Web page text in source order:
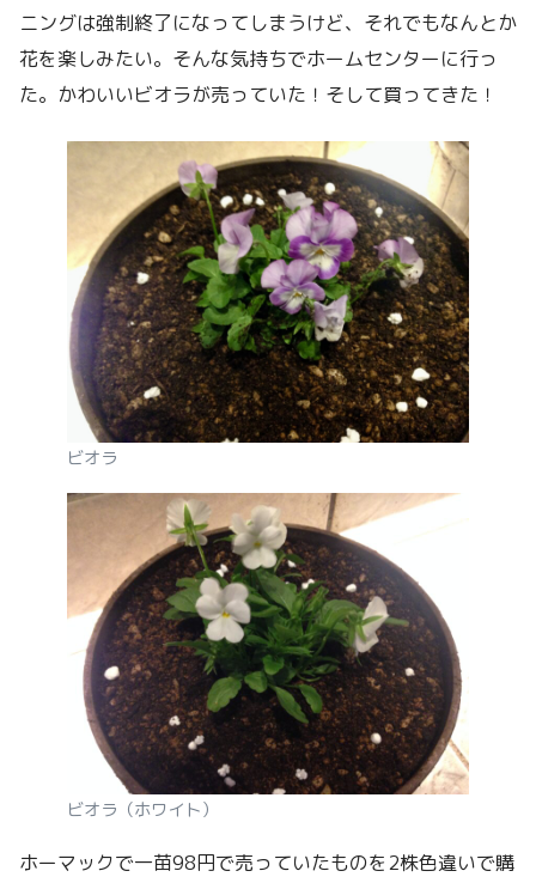
ニングは強制終了になってしまうけど、それでもなんとか
花を楽しみたい。そんな気持ちでホームセンターに行っ
た。かわいいビオラが売っていた！そして買ってきた！
ビオラ
ビオラ（ホワイト）
ホーマックで一苗98円で売っていたものを2株色違いで購